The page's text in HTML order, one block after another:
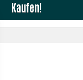
Kaufen!